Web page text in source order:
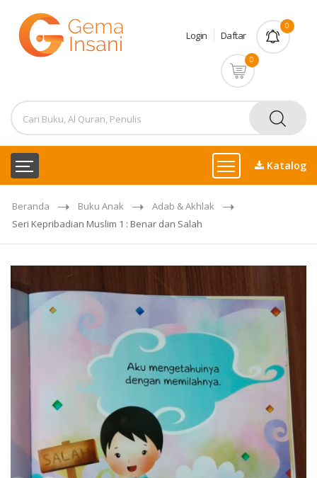
Login Daftar
0
0
Katalog
Beranda Buku Anak
Adab & Akhlak
Seri Kepribadian Muslim 1 : Benar dan Salah